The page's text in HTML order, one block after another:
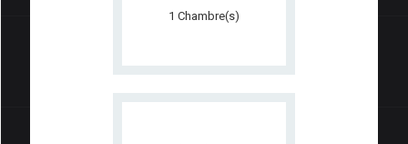
1 Chambre(s)